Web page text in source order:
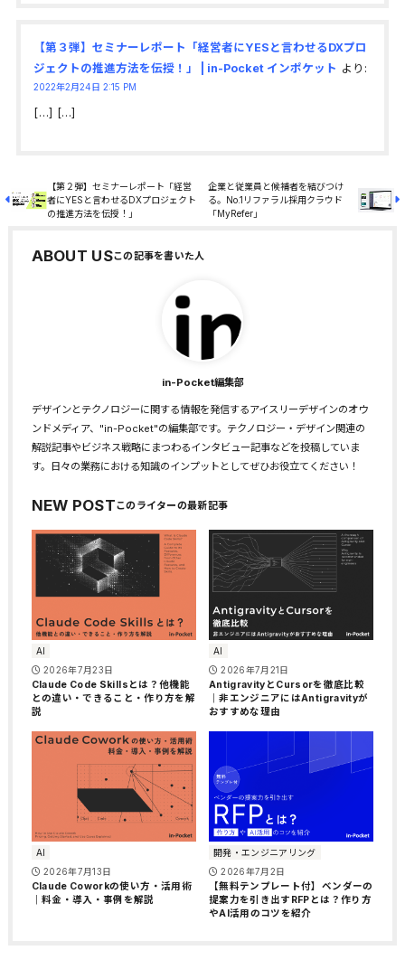
【第３弾】セミナーレポート「経営者にYESと言わせるDXプロ
ジェクトの推進方法を伝授！」 | in-Pocket インポケット より:
2022年2月24日 2:15 PM
[…] […]
【第２弾】セミナーレポート「経営
者にYESと言わせるDXプロジェクト
の推進方法を伝授！」
企業と従業員と候補者を結びつけ
る。No.1リファラル採用クラウド
「MyRefer」
ABOUT US
in-Pocket編集部
デザインとテクノロジーに関する情報を発信するアイスリーデザインのオウ
ンドメディア、"in-Pocket"の編集部です。テクノロジー・デザイン関連の
解説記事やビジネス戦略にまつわるインタビュー記事などを投稿していま
す。日々の業務における知識のインプットとしてぜひお役立てください！
NEW POST
AI
2026年7月23日
Claude Code Skillsとは？他機能
との違い・できること・作り方を解
説
AI
2026年7月21日
AntigravityとCursorを徹底比較
｜非エンジニアにはAntigravityが
おすすめな理由
AI
2026年7月13日
Claude Coworkの使い方・活用術
｜料金・導入・事例を解説
開発・エンジニアリング
2026年7月2日
【無料テンプレート付】ベンダーの
提案力を引き出すRFPとは？作り方
やAI活用のコツを紹介